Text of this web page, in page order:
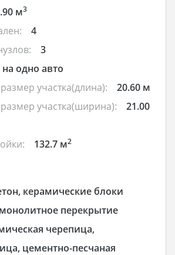
м3
4
3
одно авто
участка(длина):
20.60 м
участка(ширина):
21.00
132.7 м2
керамические блоки
монолитное перекрытие
черепица,
цементно-песчаная